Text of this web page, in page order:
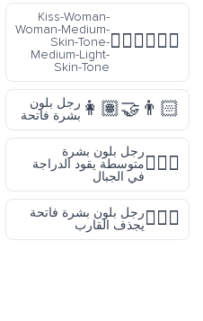
👩🏽‍❤️‍💋‍👩🏼
Kiss-Woman-
Woman-Medium-
Skin-Tone-
Medium-Light-
Skin-Tone
👩🏽‍🤝‍👨🏻 رجل بلون
بشرة فاتحة
🚵🏽‍♂️
رجل بلون بشرة
متوسطة يقود الدراجة
في الجبال
🚣🏻‍♂️رجل بلون بشرة فاتحة
يجذف القارب